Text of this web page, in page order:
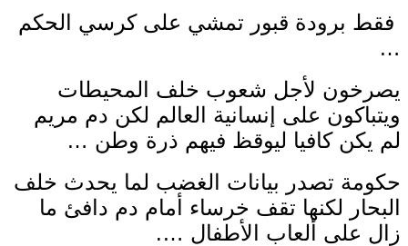
فقط برودة قبور تمشي على كرسي الحكم
…
يصرخون لأجل شعوب خلف المحيطات
ويتباكون على إنسانية العالم لكن دم مريم
لم يكن كافيا ليوقظ فيهم ذرة وطن …
حكومة تصدر بيانات الغضب لما يحدث خلف
البحار لكنها تقف خرساء أمام دم دافئ ما
زال على ألعاب الأطفال ….